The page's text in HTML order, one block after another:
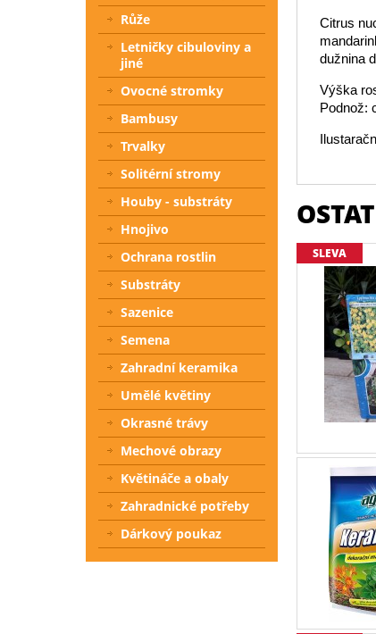
Citrus
dužnina
Výška
Podnož:
SLEVA
Růže
Letničky cibuloviny a
jiné
Ovocné stromky
Bambusy
Trvalky
Solitérní stromy
Houby - substráty
Hnojivo
Ochrana rostlin
Substráty
Sazenice
Semena
Zahradní keramika
Umělé květiny
Okrasné trávy
Mechové obrazy
Květináče a obaly
Zahradnické potřeby
Dárkový poukaz